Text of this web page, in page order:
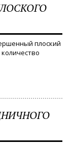
плоский